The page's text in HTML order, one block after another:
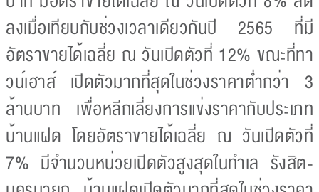
ลงเมื่อเทียบกับช่วงเวลาเดียวกันปี 2565 ที่มี
อัตราขายได้เฉลี่ย ณ วันเปิดตัวที่ 12% ขณะที่ทา
วน์เฮาส์ เปิดตัวมากที่สุดในช่วงราคาต่ำกว่า 3
ล้านบาท เพื่อหลีกเลี่ยงการแข่งราคากับประเภท
บ้านแฝด โดยอัตราขายได้เฉลี่ย ณ วันเปิดตัวที่
7% มีจำนวนหน่วยเปิดตัวสูงสุดในทำเล รังสิต-